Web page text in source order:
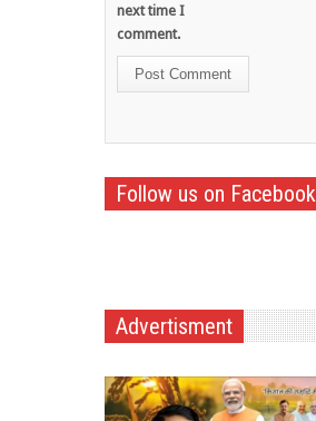
next time I
comment.
Follow us on Facebook
Advertisment